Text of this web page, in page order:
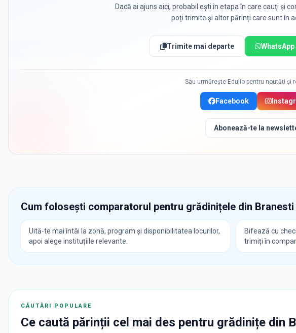
Dacă ai ajuns aici, probabil ești în etapa în care cauți și
poți trimite și altor părinți care sunt în
Trimite mai departe WhatsApp
Sau urmărește Edulio pentru noutăți și
Facebook
Abonează-te la
Cum folosești comparatorul pentru grădinițele din Branesti
Uită-te mai întâi la zonă, program și disponibilitatea locurilor,
apoi alege instituțiile relevante.
Bifează cu
trimiți în
CĂUTĂRI POPULARE
Ce caută părinții cel mai des pentru grădinițe din